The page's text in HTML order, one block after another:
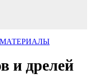
и дрелей